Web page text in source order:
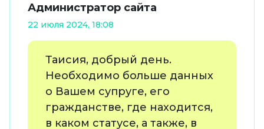
Администратор сайта
22 июля 2024, 18:08
Таисия, добрый день.
Необходимо больше данных
о Вашем супруге, его
гражданстве, где находится,
в каком статусе, а также, в